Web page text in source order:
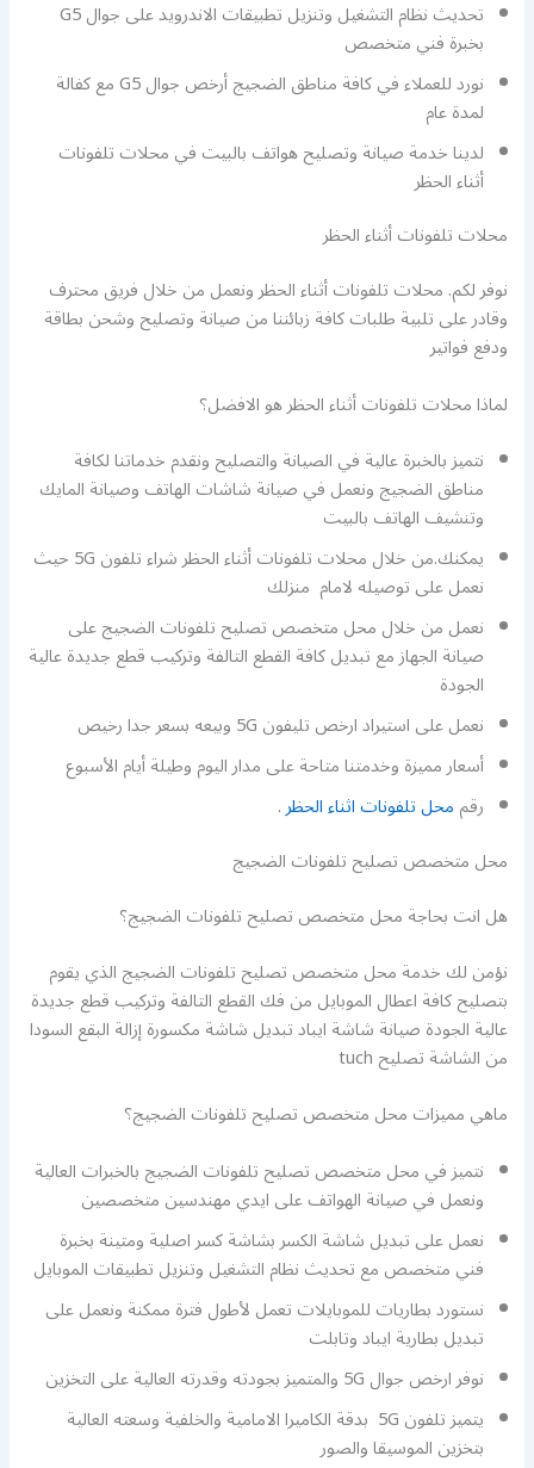
تحديث نظام التشغيل وتنزيل تطبيقات الاندرويد على جوال G5
بخبرة فني متخصص
نورد للعملاء في كافة مناطق الضجيج أرخص جوال G5 مع كفالة
لمدة عام
لدينا خدمة صيانة وتصليح هواتف بالبيت في محلات تلفونات
أثناء الحظر
محلات تلفونات أثناء الحظر
نوفر لكم. محلات تلفونات أثناء الحظر ونعمل من خلال فريق محترف
وقادر على تلبية طلبات كافة زبائننا من صيانة وتصليح وشحن بطاقة
ودفع فواتير
لماذا محلات تلفونات أثناء الحظر هو الافضل؟
نتميز بالخبرة عالية في الصيانة والتصليح ونقدم خدماتنا لكافة
مناطق الضجيج ونعمل في صيانة شاشات الهاتف وصيانة المايك
وتنشيف الهاتف بالبيت
يمكنك.من خلال محلات تلفونات أثناء الحظر شراء تلفون 5G حيث
نعمل على توصيله لامام منزلك
نعمل من خلال محل متخصص تصليح تلفونات الضجيج على
صيانة الجهاز مع تبديل كافة القطع التالفة وتركيب قطع جديدة عالية
الجودة
نعمل على استيراد ارخص تليفون 5G وبيعه بسعر جدا رخيص
أسعار مميزة وخدمتنا متاحة على مدار اليوم وطيلة أيام الأسبوع
رقممحل تلفونات اثناء الحظر.
محل متخصص تصليح تلفونات الضجيج
هل انت بحاجة محل متخصص تصليح تلفونات الضجيج؟
نؤمن لك خدمة محل متخصص تصليح تلفونات الضجيج الذي يقوم
بتصليح كافة اعطال الموبايل من فك القطع التالفة وتركيب قطع جديدة
عالية الجودة صيانة شاشة ايباد تبديل شاشة مكسورة إزالة البقع السودا
من الشاشة تصليح tuch
ماهي مميزات محل متخصص تصليح تلفونات الضجيج؟
نتميز في محل متخصص تصليح تلفونات الضجيج بالخبرات العالية
ونعمل في صيانة الهواتف على ايدي مهندسين متخصصين
نعمل على تبديل شاشة الكسر بشاشة كسر اصلية ومتينة بخبرة
فني متخصص مع تحديث نظام التشغيل وتنزيل تطبيقات الموبايل
نستورد بطاريات للموبايلات تعمل لأطول فترة ممكنة ونعمل على
تبديل بطارية ايباد وتابلت
نوفر ارخص جوال 5G والمتميز بجودته وقدرته العالية على التخزين
يتميز تلفون 5G بدقة الكاميرا الامامية والخلفية وسعته العالية
بتخزين الموسيقا والصور